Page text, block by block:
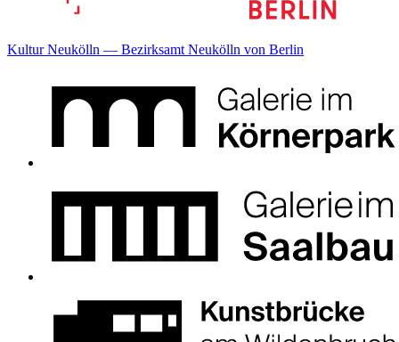
Kultur Neukölln — Bezirksamt Neukölln von Berlin